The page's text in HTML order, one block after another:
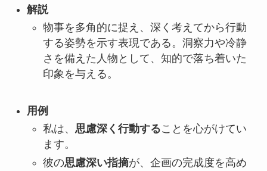
解説
物事を多角的に捉え、深く考えてから行動
する姿勢を示す表現である。洞察力や冷静
さを備えた人物として、知的で落ち着いた
印象を与える。
用例
私は、 思慮深く行動することを心がけてい
ます。
彼の思慮深い指摘が、企画の完成度を高め